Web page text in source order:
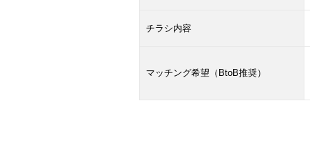
チラシ内容
マッチング希望（BtoB推奨）